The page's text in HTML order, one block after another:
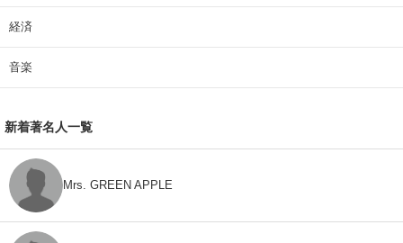
経済
音楽
新着著名人一覧
Mrs. GREEN APPLE